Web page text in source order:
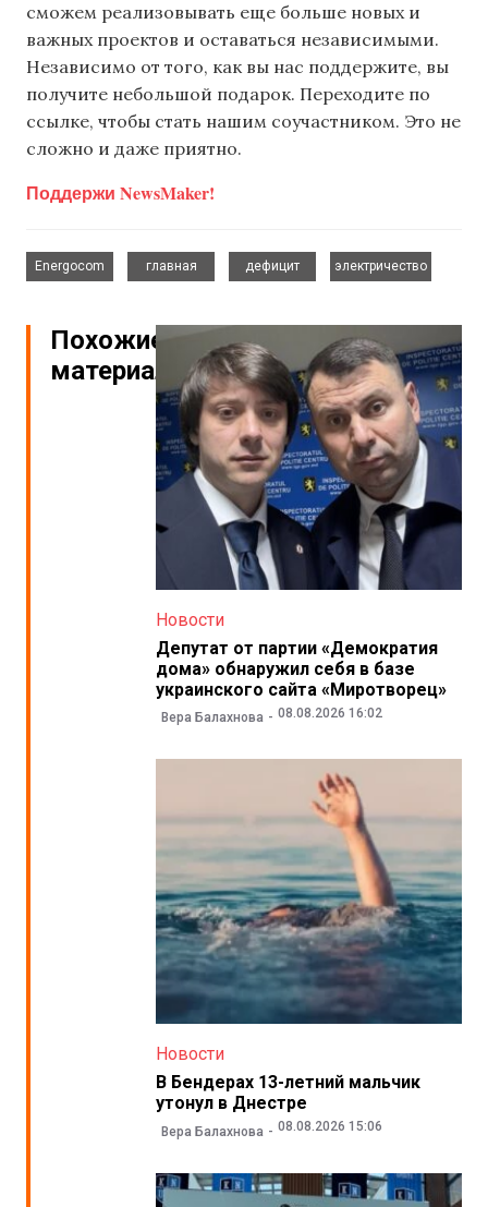
сможем реализовывать еще больше новых и
важных проектов и оставаться независимыми.
Независимо от того, как вы нас поддержите, вы
получите небольшой подарок. Переходите по
ссылке, чтобы стать нашим соучастником. Это не
сложно и даже приятно.
Поддержи NewsMaker!
Energocom
главная
дефицит
электричество
Похожие
материалы
Новости
Депутат от партии «Демократия
дома» обнаружил себя в базе
украинского сайта «Миротворец»
Вера Балахнова 08.08.2026 16:02
Новости
В Бендерах 13-летний мальчик
утонул в Днестре
Вера Балахнова 08.08.2026 15:06